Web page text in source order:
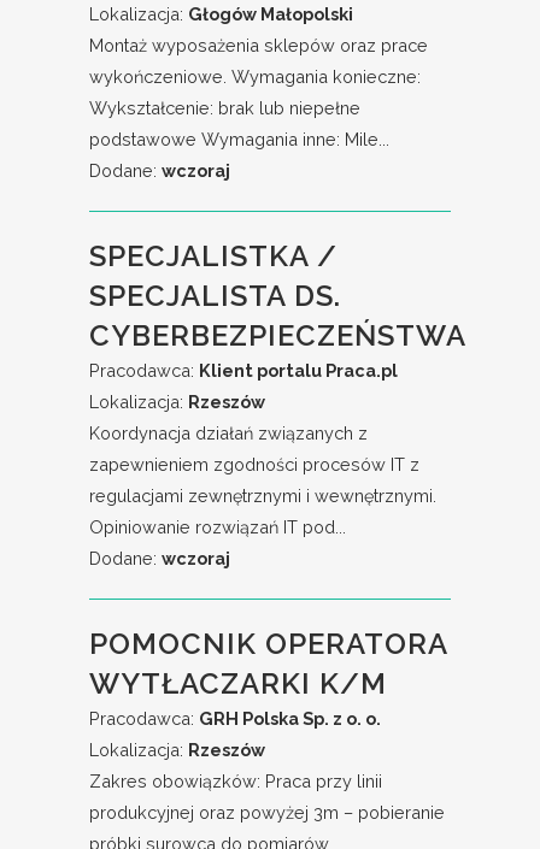
Lokalizacja: Głogów Małopolski
Montaż wyposażenia sklepów oraz prace
wykończeniowe. Wymagania konieczne:
Wykształcenie: brak lub niepełne
podstawowe Wymagania inne: Mile...
Dodane: wczoraj
SPECJALISTKA /
SPECJALISTA DS.
CYBERBEZPIECZEŃSTWA
Pracodawca: Klient portalu Praca.pl
Lokalizacja: Rzeszów
Koordynacja działań związanych z
zapewnieniem zgodności procesów IT z
regulacjami zewnętrznymi i wewnętrznymi.
Opiniowanie rozwiązań IT pod...
Dodane: wczoraj
POMOCNIK OPERATORA
WYTŁACZARKI K/M
Pracodawca: GRH Polska Sp. z o. o.
Lokalizacja: Rzeszów
Zakres obowiązków: Praca przy linii
produkcyjnej oraz powyżej 3m – pobieranie
próbki surowca do pomiarów